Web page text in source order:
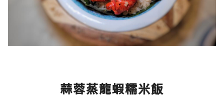
蒜蓉蒸龍蝦糯米飯